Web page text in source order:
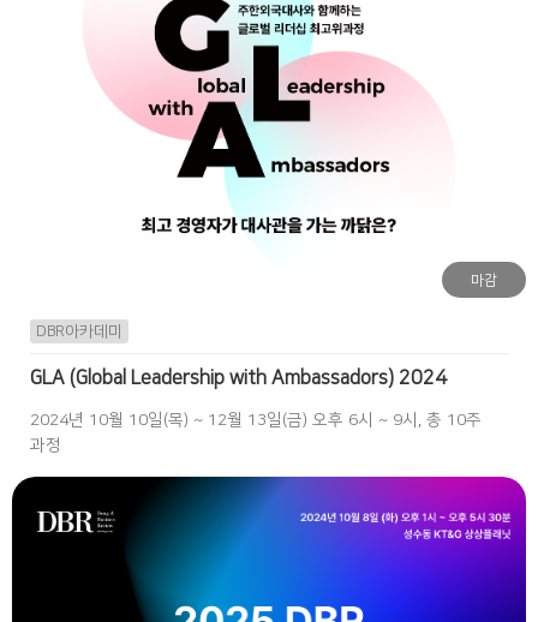
마감
DBR아카데미
GLA (Global Leadership with Ambassadors) 2024
2024년 10월 10일(목) ~ 12월 13일(금) 오후 6시 ~ 9시, 총 10주
과정